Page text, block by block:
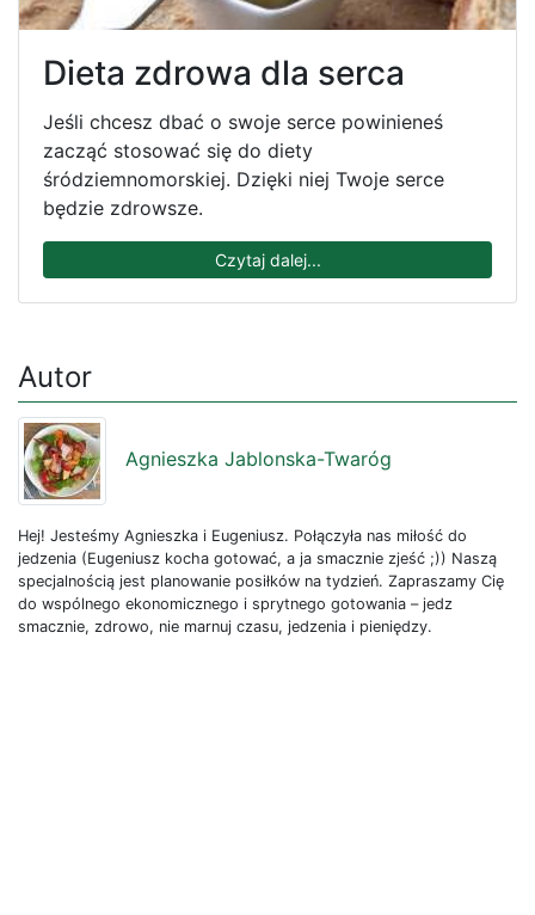
Dieta zdrowa dla serca
Jeśli chcesz dbać o swoje serce powinieneś
zacząć stosować się do diety
śródziemnomorskiej. Dzięki niej Twoje serce
będzie zdrowsze.
Czytaj dalej...
Autor
Agnieszka Jablonska-Twaróg
Hej! Jesteśmy Agnieszka i Eugeniusz. Połączyła nas miłość do
jedzenia (Eugeniusz kocha gotować, a ja smacznie zjeść ;)) Naszą
specjalnością jest planowanie posiłków na tydzień. Zapraszamy Cię
do wspólnego ekonomicznego i sprytnego gotowania – jedz
smacznie, zdrowo, nie marnuj czasu, jedzenia i pieniędzy.